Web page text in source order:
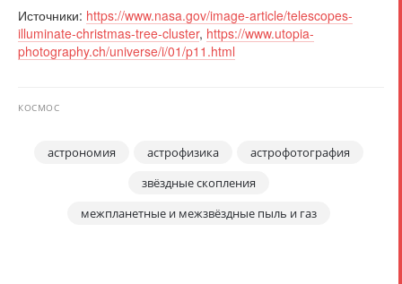
Источники: https://www.nasa.gov/image-article/telescopes-
illuminate-christmas-tree-cluster, https://www.utopia-
photography.ch/universe/i/01/p11.html
КОСМОС
астрономия астрофизика
астрофотография
звёздные скопления
межпланетные и межзвёздные пыль и газ